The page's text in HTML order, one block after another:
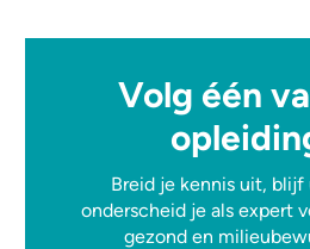
Volg één
Breid je kennis uit, blijf
onderscheid je als expert
gezond en